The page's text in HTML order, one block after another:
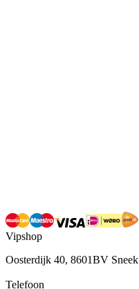
Vipshop
Oosterdijk 40, 8601BV Sneek
Telefoon